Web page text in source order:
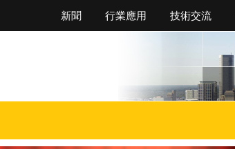
新聞 行業應用 技術交流